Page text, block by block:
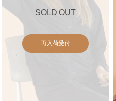
SOLD OUT
再入荷受付